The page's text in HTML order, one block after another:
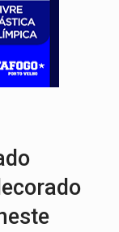
anos de emancipação com
presença de plástico ou
e atacam casal de idosos